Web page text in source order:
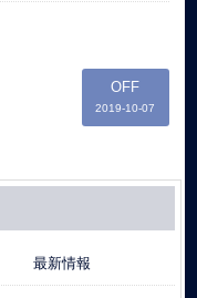
OFF
2019-10-07
最新情報